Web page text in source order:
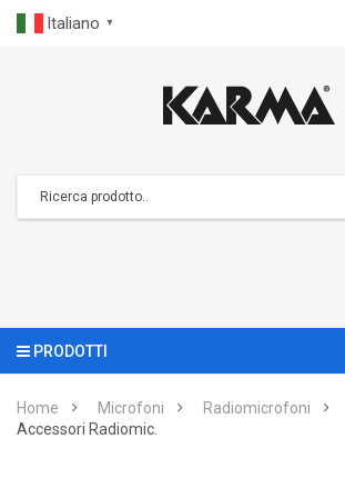
Italiano ▼
PRODOTTI
Home Microfoni
Radiomicrofoni
Accessori Radiomic.